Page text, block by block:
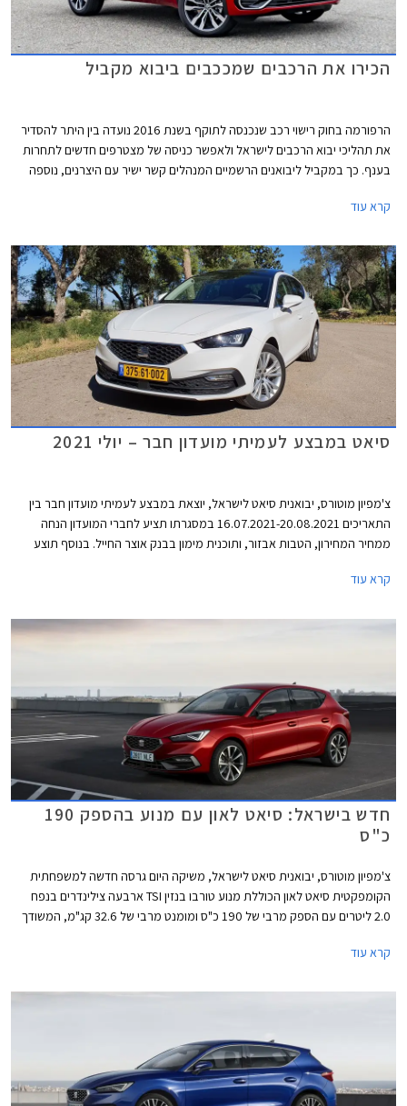
הכירו את הרכבים שמככבים ביבוא מקביל
הרפורמה בחוק רישוי רכב שנכנסה לתוקף בשנת 2016 נועדה בין היתר להסדיר
את תהליכי יבוא הרכבים לישראל ולאפשר כניסה של מצטרפים חדשים לתחרות
בענף. כך במקביל ליבואנים הרשמיים המנהלים קשר ישיר עם היצרנים, נוספה
במדינות שונות ולשווקן בישראל.
קרא עוד
סיאט במבצע לעמיתי מועדון חבר – יולי 2021
צ'מפיון מוטורס, יבואנית סיאט לישראל, יוצאת במבצע לעמיתי מועדון חבר בין
התאריכים 16.07.2021-20.08.2021 במסגרתו תציע לחברי המועדון הנחה
ממחיר המחירון, הטבות אבזור, ותוכנית מימון בבנק אוצר החייל. בנוסף תוצע
ברכישת אבזור בהתקנה מקומית.
קרא עוד
חדש בישראל: סיאט לאון עם מנוע בהספק 190
כ"ס
צ'מפיון מוטורס, יבואנית סיאט לישראל, משיקה היום גרסה חדשה למשפחתית
הקומפקטית סיאט לאון הכוללת מנוע טורבו בנזין TSI ארבעה צילינדרים בנפח
2.0 ליטרים עם הספק מרבי של 190 כ"ס ומומנט מרבי של 32.6 קג"מ, המשודך
אחורי רב חיבורי במקום קורת פיתול פשוטה אשר מותקנת בגרסאות ה- 1.5
קרא עוד